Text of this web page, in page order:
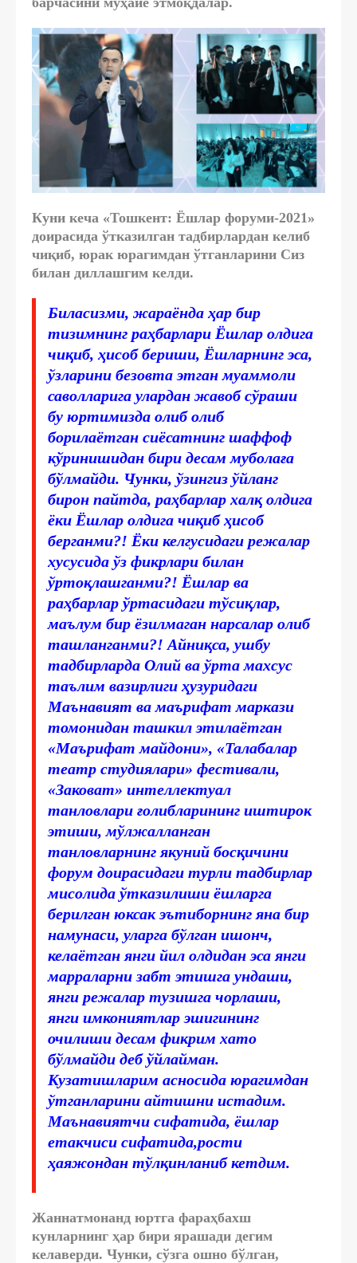
Куни кеча «Тошкент: Ёшлар форуми-2021»
доирасида ўтказилган тадбирлардан келиб
чиқиб, юрак юрагимдан ўтганларини Сиз
билан диллашгим келди.
Биласизми, жараёнда ҳар бир
тизимнинг раҳбарлари Ёшлар олдига
чиқиб, ҳисоб бериши, Ёшларнинг эса,
ўзларини безовта этган муаммоли
саволларига улардан жавоб сўраши
бу юртимизда олиб олиб
борилаётган сиёсатнинг шаффоф
кўринишидан бири десам муболаға
бўлмайди. Чунки, ўзингиз ўйланг
бирон пайтда, раҳбарлар халқ олдига
ёки Ёшлар олдига чиқиб ҳисоб
берганми?! Ёки келгусидаги режалар
хусусида ўз фикрлари билан
ўртоқлашганми?! Ёшлар ва
раҳбарлар ўртасидаги тўсиқлар,
маълум бир ёзилмаган нарсалар олиб
ташланганми?! Айниқса, ушбу
тадбирларда Олий ва ўрта махсус
таълим вазирлиги ҳузуридаги
Маънавият ва маърифат маркази
томонидан ташкил этилаётган
«Маърифат майдони», «Талабалар
театр студиялари» фестивали,
«Заковат» интеллектуал
танловлари ғолибларининг иштирок
этиши, мўлжалланган
танловларнинг якуний босқичини
форум доирасидаги турли тадбирлар
мисолида ўтказилиши ёшларга
берилган юксак эътиборнинг яна бир
намунаси, уларга бўлган ишонч,
келаётган янги йил олдидан эса янги
марраларни забт этишга ундаши,
янги режалар тузишга чорлаши,
янги имкониятлар эшигининг
очилиши десам фикрим хато
бўлмайди деб ўйлайман.
Кузатишларим асносида юрагимдан
ўтганларини айтишни истадим.
Маънавиятчи сифатида, ёшлар
етакчиси сифатида,рости
ҳаяжондан тўлқинланиб кетдим.
Жаннатмонанд юртга фараҳбахш
кунларнинг ҳар бири ярашади дегим
келаверди. Чунки, сўзга ошно бўлган,